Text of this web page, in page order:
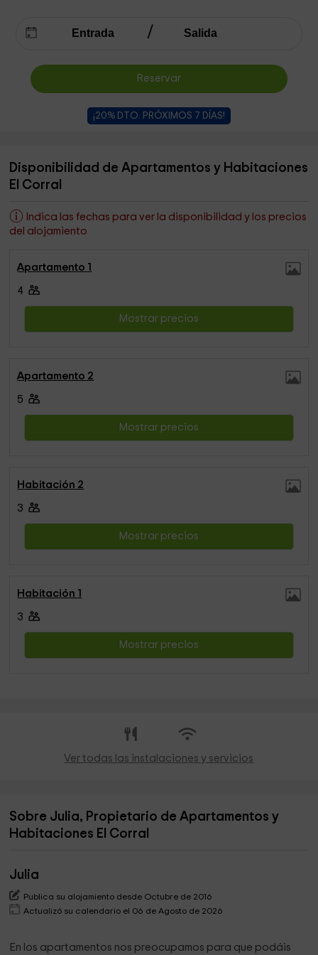
Reservar
¡20% DTO. PRÓXIMOS 7 DÍAS!
Disponibilidad de Apartamentos y Habitaciones
El Corral
Indica las fechas para ver la disponibilidad y los precios
del alojamiento
Apartamento 1
4
Mostrar precios
Apartamento 2
5
Mostrar precios
Habitación 2
3
Mostrar precios
Habitación 1
3
Mostrar precios
Ver todas las instalaciones y servicios
Sobre Julia, Propietario de Apartamentos y
Habitaciones El Corral
Julia
Publica su alojamiento desde Octubre de 2016
Actualizó su calendario el 06 de Agosto de 2026
En los apartamentos nos preocupamos para que podáis